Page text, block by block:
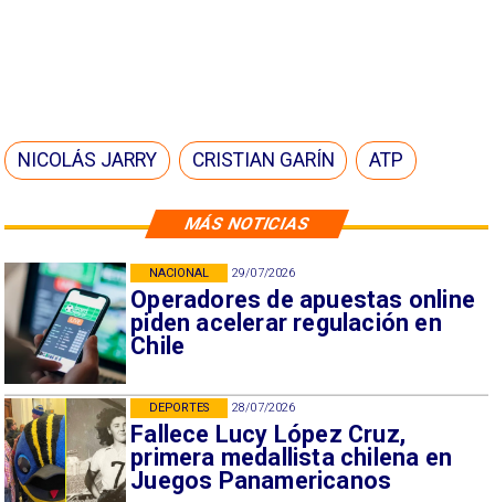
MÁS NOTICIAS
29/07/2026
Operadores de apuestas online
piden acelerar regulación en
Chile
NACIONAL
28/07/2026
Fallece Lucy López Cruz,
primera medallista chilena en
Juegos Panamericanos
DEPORTES
NICOLÁS JARRY CRISTIAN GARÍN ATP